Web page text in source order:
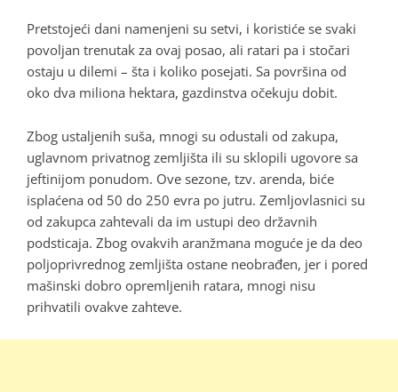
Pretstojeći dani namenjeni su setvi, i koristiće se svaki
povoljan trenutak za ovaj posao, ali ratari pa i stočari
ostaju u dilemi – šta i koliko posejati. Sa površina od
oko dva miliona hektara, gazdinstva očekuju dobit.
Zbog ustaljenih suša, mnogi su odustali od zakupa,
uglavnom privatnog zemljišta ili su sklopili ugovore sa
jeftinijom ponudom. Ove sezone, tzv. arenda, biće
isplaćena od 50 do 250 evra po jutru. Zemljovlasnici su
od zakupca zahtevali da im ustupi deo državnih
podsticaja. Zbog ovakvih aranžmana moguće je da deo
poljoprivrednog zemljišta ostane neobrađen, jer i pored
mašinski dobro opremljenih ratara, mnogi nisu
prihvatili ovakve zahteve.